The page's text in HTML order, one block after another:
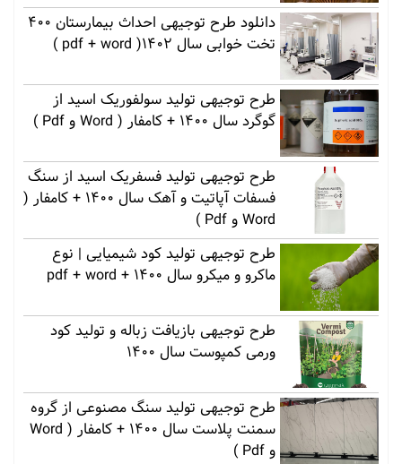
دانلود طرح توجیهی احداث بیمارستان 400
تخت خوابی سال 1402( pdf + word )
طرح توجیهی تولید سولفوریک اسید از
گوگرد سال 1400 + کامفار ( Word و Pdf )
طرح توجیهی تولید فسفریک اسید از سنگ
فسفات آپاتیت و آهک سال 1400 + کامفار (
Word و Pdf )
طرح توجیهی تولید کود شیمیایی | نوع
ماکرو و میکرو سال 1400 + pdf + word
طرح توجیهی بازیافت زباله و تولید کود
ورمی کمپوست سال 1400
طرح توجیهی تولید سنگ مصنوعی از گروه
سمنت پلاست سال 1400 + کامفار ( Word
و Pdf )